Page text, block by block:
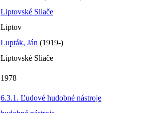
Liptovské Sliače
Liptov
Lupták, Ján (1919-)
Liptovské Sliače
1978
6.3.1. Ľudové hudobné nástroje